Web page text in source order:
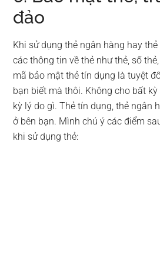
đảo
Khi sử dụng thẻ ngân hàng hay
các thông tin về thẻ như thẻ, số
mã bảo mật thẻ tín dụng là tuyệt
bạn biết mà thôi. Không cho bất
kỳ lý do gì. Thẻ tín dụng, thẻ ngân
ở bên bạn. Mình chú ý các điểm
khi sử dụng thẻ: